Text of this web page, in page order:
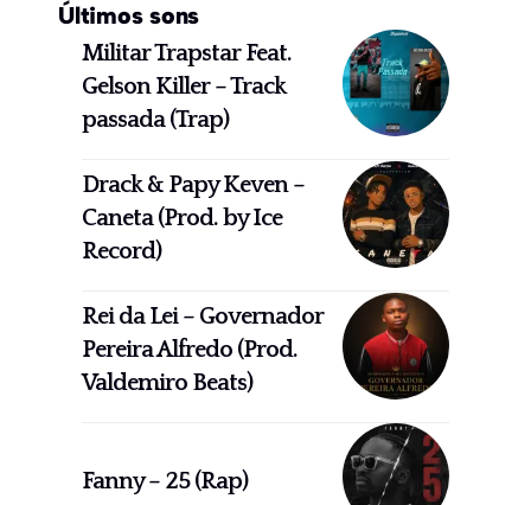
Últimos sons
Militar Trapstar Feat.
Gelson Killer – Track
passada (Trap)
Drack & Papy Keven –
Caneta (Prod. by Ice
Record)
Rei da Lei – Governador
Pereira Alfredo (Prod.
Valdemiro Beats)
Fanny – 25 (Rap)